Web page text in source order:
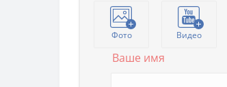
Фото Видео
Ваше имя